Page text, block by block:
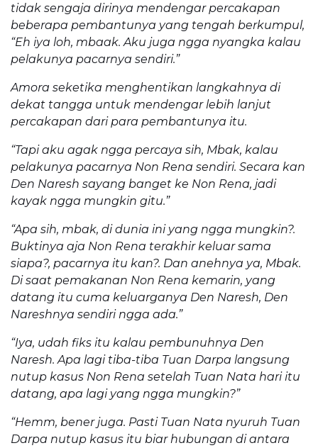
tidak sengaja dirinya mendengar percakapan
beberapa pembantunya yang tengah berkumpul,
“Eh iya loh, mbaak. Aku juga ngga nyangka kalau
pelakunya pacarnya sendiri.”
Amora seketika menghentikan langkahnya di
dekat tangga untuk mendengar lebih lanjut
percakapan dari para pembantunya itu.
“Tapi aku agak ngga percaya sih, Mbak, kalau
pelakunya pacarnya Non Rena sendiri. Secara kan
Den Naresh sayang banget ke Non Rena, jadi
kayak ngga mungkin gitu.”
“Apa sih, mbak, di dunia ini yang ngga mungkin?.
Buktinya aja Non Rena terakhir keluar sama
siapa?, pacarnya itu kan?. Dan anehnya ya, Mbak.
Di saat pemakanan Non Rena kemarin, yang
datang itu cuma keluarganya Den Naresh, Den
Nareshnya sendiri ngga ada.”
“Iya, udah fiks itu kalau pembunuhnya Den
Naresh. Apa lagi tiba-tiba Tuan Darpa langsung
nutup kasus Non Rena setelah Tuan Nata hari itu
datang, apa lagi yang ngga mungkin?”
“Hemm, bener juga. Pasti Tuan Nata nyuruh Tuan
Darpa nutup kasus itu biar hubungan di antara